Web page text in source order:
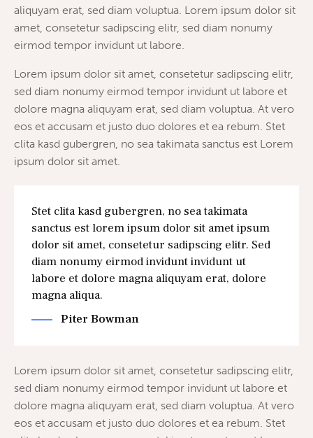
aliquyam erat, sed diam voluptua. Lorem ipsum dolor sit
amet, consetetur sadipscing elitr, sed diam nonumy
eirmod tempor invidunt ut labore.
Lorem ipsum dolor sit amet, consetetur sadipscing elitr,
sed diam nonumy eirmod tempor invidunt ut labore et
dolore magna aliquyam erat, sed diam voluptua. At vero
eos et accusam et justo duo dolores et ea rebum. Stet
clita kasd gubergren, no sea takimata sanctus est Lorem
ipsum dolor sit amet.
Stet clita kasd gubergren, no sea takimata
sanctus est lorem ipsum dolor sit amet ipsum
dolor sit amet, consetetur sadipscing elitr. Sed
diam nonumy eirmod invidunt invidunt ut
labore et dolore magna aliquyam erat, dolore
magna aliqua.
Piter Bowman
Lorem ipsum dolor sit amet, consetetur sadipscing elitr,
sed diam nonumy eirmod tempor invidunt ut labore et
dolore magna aliquyam erat, sed diam voluptua. At vero
eos et accusam et justo duo dolores et ea rebum. Stet